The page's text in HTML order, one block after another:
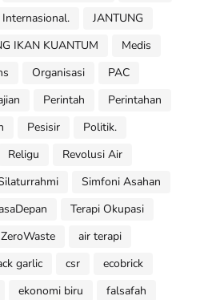
Internasional.
JANTUNG
IKAN KUANTUM
Medis
Organisasi
PAC
Perintah
Perintahan
Pesisir
Politik.
Religu
Revolusi Air
Simfoni Asahan
Terapi Okupasi
ZeroWaste
air terapi
garlic csr
ecobrick
ekonomi biru
falsafah